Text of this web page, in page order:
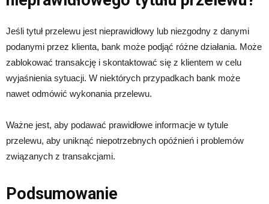
Jeśli tytuł przelewu jest nieprawidłowy lub niezgodny z danymi
podanymi przez klienta, bank może podjąć różne działania. Może
zablokować transakcję i skontaktować się z klientem w celu
wyjaśnienia sytuacji. W niektórych przypadkach bank może
nawet odmówić wykonania przelewu.
Ważne jest, aby podawać prawidłowe informacje w tytule
przelewu, aby uniknąć niepotrzebnych opóźnień i problemów
związanych z transakcjami.
Podsumowanie